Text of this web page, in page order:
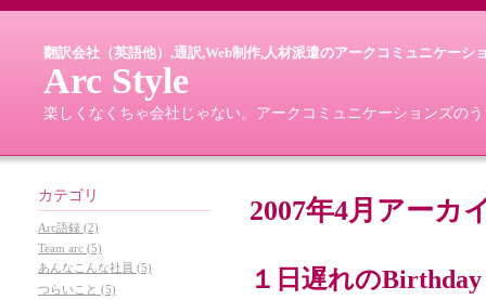
翻訳会社（英語他）,通訳,Web制作,人材派遣のアークコミュニケーシ
Arc Style
楽しくなくちゃ会社じゃない。アークコミュニケーションズ
2007年4月アーカ
１日遅れのBirthday
カテゴリ
Arc語録 (2)
Team arc (5)
あんなこんな社員 (5)
つらいこと (5)